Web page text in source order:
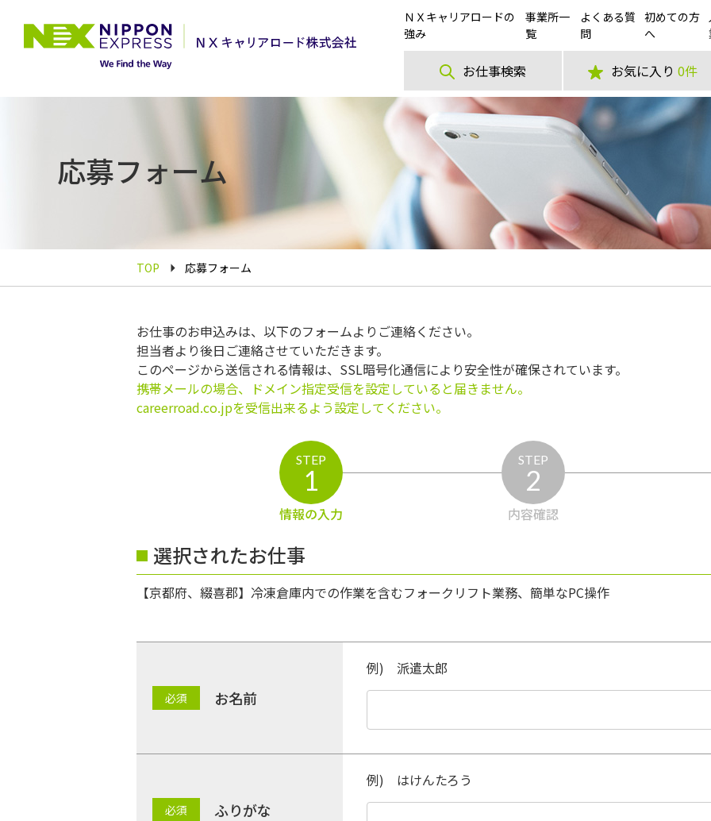
ＮＸキャリアロードの
強み
事業所一
覧
よくある質
問
初めての方
へ
お仕事検索 お気に入り 0件
応募フォーム
TOP 応募フォーム
お仕事のお申込みは、以下のフォームよりご連絡ください。
担当者より後日ご連絡させていただきます。
このページから送信される情報は、SSL暗号化通信により安全性が確保されています。
携帯メールの場合、ドメイン指定受信を設定していると届きません。
careerroad.co.jpを受信出来るよう設定してください。
STEP
1
情報の入力
STEP
2
内容確認
選択されたお仕事
【京都府、綴喜郡】冷凍倉庫内での作業を含むフォークリフト業務、簡単なPC操作
お名前
例) 派遣太郎
ふりがな
例) はけんたろう